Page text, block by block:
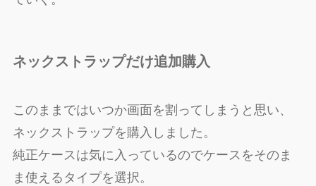
ネックストラップだけ追加購入
このままではいつか画面を割ってしまうと思い、
ネックストラップを購入しました。
純正ケースは気に入っているのでケースをそのま
ま使えるタイプを選択。